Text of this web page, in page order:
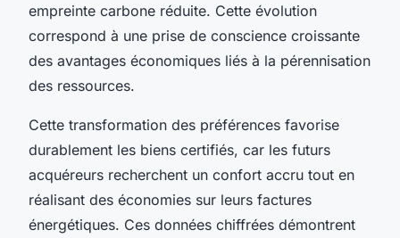
empreinte carbone réduite. Cette évolution
correspond à une prise de conscience croissante
des avantages économiques liés à la pérennisation
des ressources.
Cette transformation des préférences favorise
durablement les biens certifiés, car les futurs
acquéreurs recherchent un confort accru tout en
réalisant des économies sur leurs factures
énergétiques. Ces données chiffrées démontrent